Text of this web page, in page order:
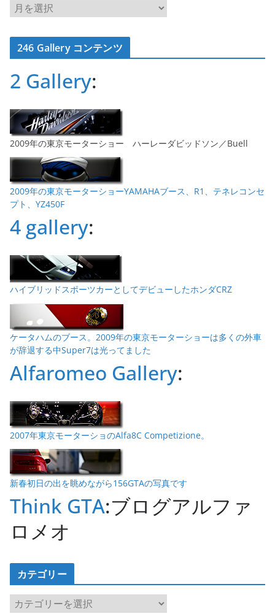
ア
カ
イ246 Gallery コンテンツ
2 Gallery:
2009年の東京モーターショー ハーレーダビッドソン／Buell
2009年の東京モーターショーYAMAHAブース、R1、テネレコンセ
プト、YZ450F
4 gallery:
ハイブリッドスポーツカーとしてデビューしたホンダCRZ
ケータハムのブース。2009年の東京モーターショーは多くの外車
が辞退する中Super7は光ってました
Alfaromeo Gallery:
2007年東京モーターショのAlfa8C Competizione。
新春初日の出を眺めながら156GTAの写真です
Think GTA:ブログアルファ
ロメオ
カテゴリー
カ